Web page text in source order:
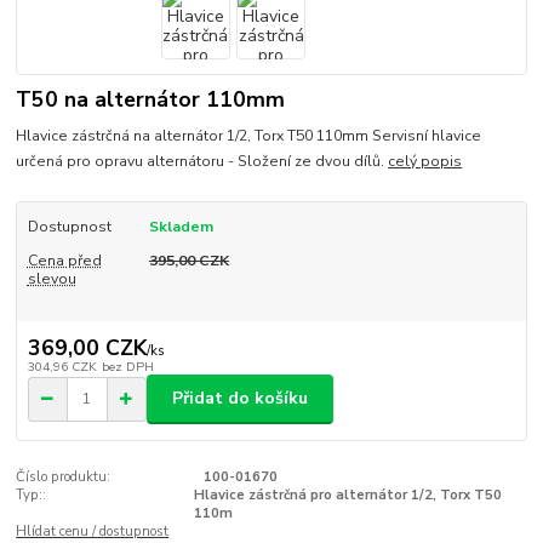
T50 na alternátor 110mm
Hlavice zástrčná na alternátor 1/2, Torx T50 110mm Servisní hlavice
určená pro opravu alternátoru - Složení ze dvou dílů. celý popis
Dostupnost
Skladem
Cena před
slevou
395,00 CZK
369,00 CZK/ks
304,96 CZK bez DPH
Přidat do košíku
Číslo produktu:
100-01670
Typ::
Hlavice zástrčná pro alternátor 1/2, Torx T50
110m
Hlídat cenu / dostupnost